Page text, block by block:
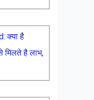
क्या है
मिलते है लाभ,